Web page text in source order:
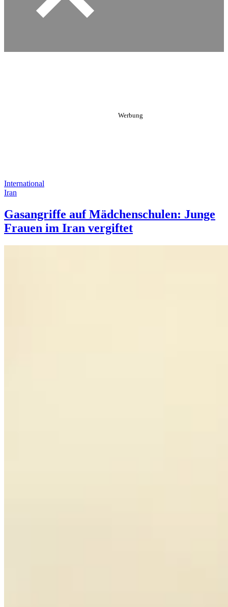
International
Iran
Gasangriffe auf Mädchenschulen: Junge
Frauen im Iran vergiftet